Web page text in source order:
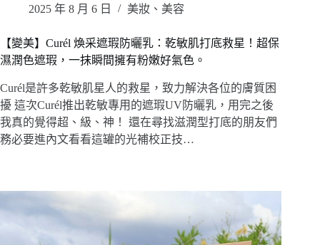
2025 年 8 月 6 日 美妝、美容
【變美】Curél 煥采遮瑕防曬乳：乾敏肌打底救星！超保
濕潤色遮瑕，一抹瞬間擁有粉嫩好氣色。
Curél是許多乾敏肌星人的救星，致力解決各位的膚質困
擾 這次Curél推出乾敏專用的遮瑕UV防曬乳，用完之後
我真的覺得超、級、神！ 還在尋找滋潤型打底的朋友們
務必要進內文看看這罐的光補校正技…